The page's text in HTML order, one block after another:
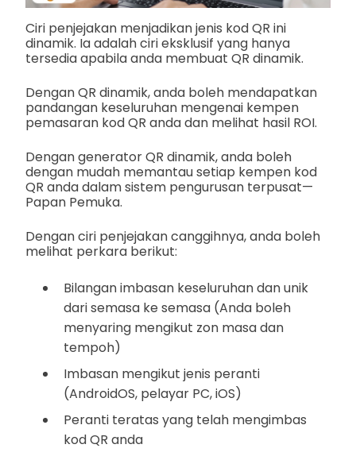
Ciri penjejakan menjadikan jenis kod QR ini
dinamik. Ia adalah ciri eksklusif yang hanya
tersedia apabila anda membuat QR dinamik.
Dengan QR dinamik, anda boleh mendapatkan
pandangan keseluruhan mengenai kempen
pemasaran kod QR anda dan melihat hasil ROI.
Dengan generator QR dinamik, anda boleh
dengan mudah memantau setiap kempen kod
QR anda dalam sistem pengurusan terpusat—
Papan Pemuka.
Dengan ciri penjejakan canggihnya, anda boleh
melihat perkara berikut:
Bilangan imbasan keseluruhan dan unik
dari semasa ke semasa (Anda boleh
menyaring mengikut zon masa dan
tempoh)
Imbasan mengikut jenis peranti
(AndroidOS, pelayar PC, iOS)
Peranti teratas yang telah mengimbas
kod QR anda